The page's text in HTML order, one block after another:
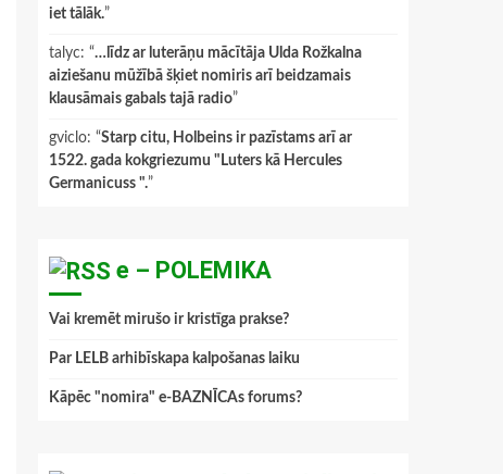
iet tālāk.”
talyc: “…līdz ar luterāņu mācītāja Ulda Rožkalna
aiziešanu mūžībā šķiet nomiris arī beidzamais
klausāmais gabals tajā radio”
gviclo: “Starp citu, Holbeins ir pazīstams arī ar
1522. gada kokgriezumu "Luters kā Hercules
Germanicuss ".”
e – POLEMIKA
Vai kremēt mirušo ir kristīga prakse?
Par LELB arhibīskapa kalpošanas laiku
Kāpēc "nomira" e-BAZNĪCAs forums?